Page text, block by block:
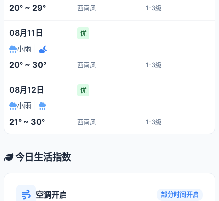
20° ~ 29° 西南风 1-3级
08月11日 优
小雨
20° ~ 30° 西南风 1-3级
08月12日 优
小雨
21° ~ 30° 西南风 1-3级
今日生活指数
空调开启 部分时间开启